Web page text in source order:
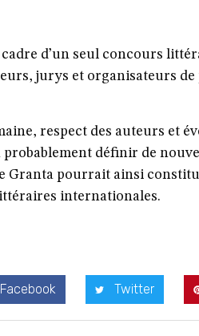
d’un seul concours
jurys et organisateurs de
respect des auteurs et
définir de
Granta pourrait ainsi
internationales.
Facebook Twitter